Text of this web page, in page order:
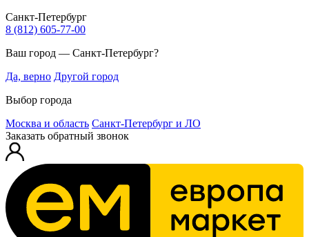
Санкт-Петербург
8 (812) 605-77-00
Ваш город — Санкт-Петербург?
Да, верно Другой город
Выбор города
Москва и область Санкт-Петербург и ЛО
Заказать обратный звонок